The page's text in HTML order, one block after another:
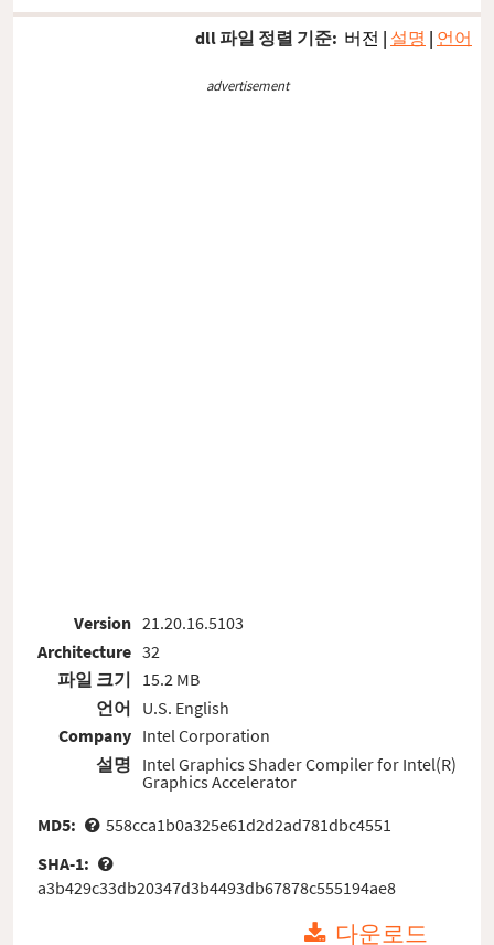
dll 파일 정렬 기준: 버전 | 설명 | 언어
advertisement
Version
Architecture
파일 크기
언어
Company
설명
21.20.16.5103
32
15.2 MB
U.S. English
Intel Corporation
Intel Graphics Shader Compiler for Intel(R)
Graphics Accelerator
MD5:
558cca1b0a325e61d2d2ad781dbc4551
SHA-1:
a3b429c33db20347d3b4493db67878c555194ae8
다운로드